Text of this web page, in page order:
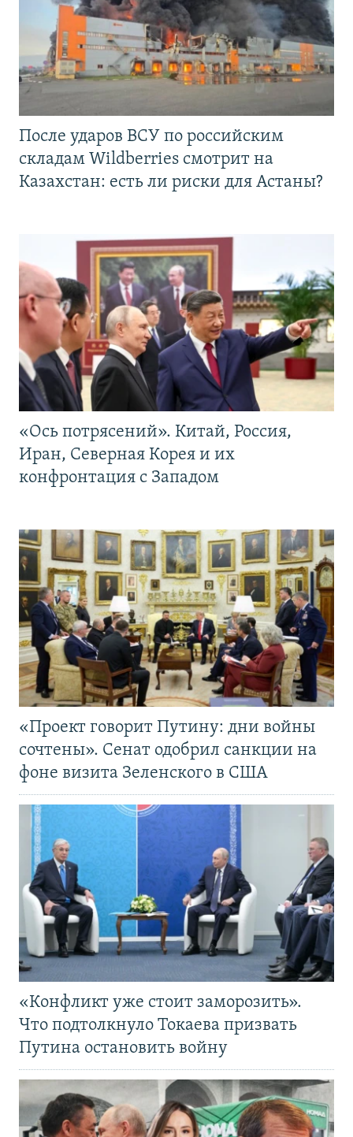
После ударов ВСУ по российским
складам Wildberries смотрит на
Казахстан: есть ли риски для Астаны?
«Ось потрясений». Китай, Россия,
Иран, Северная Корея и их
конфронтация с Западом
«Проект говорит Путину: дни войны
сочтены». Сенат одобрил санкции на
фоне визита Зеленского в США
«Конфликт уже стоит заморозить».
Что подтолкнуло Токаева призвать
Путина остановить войну